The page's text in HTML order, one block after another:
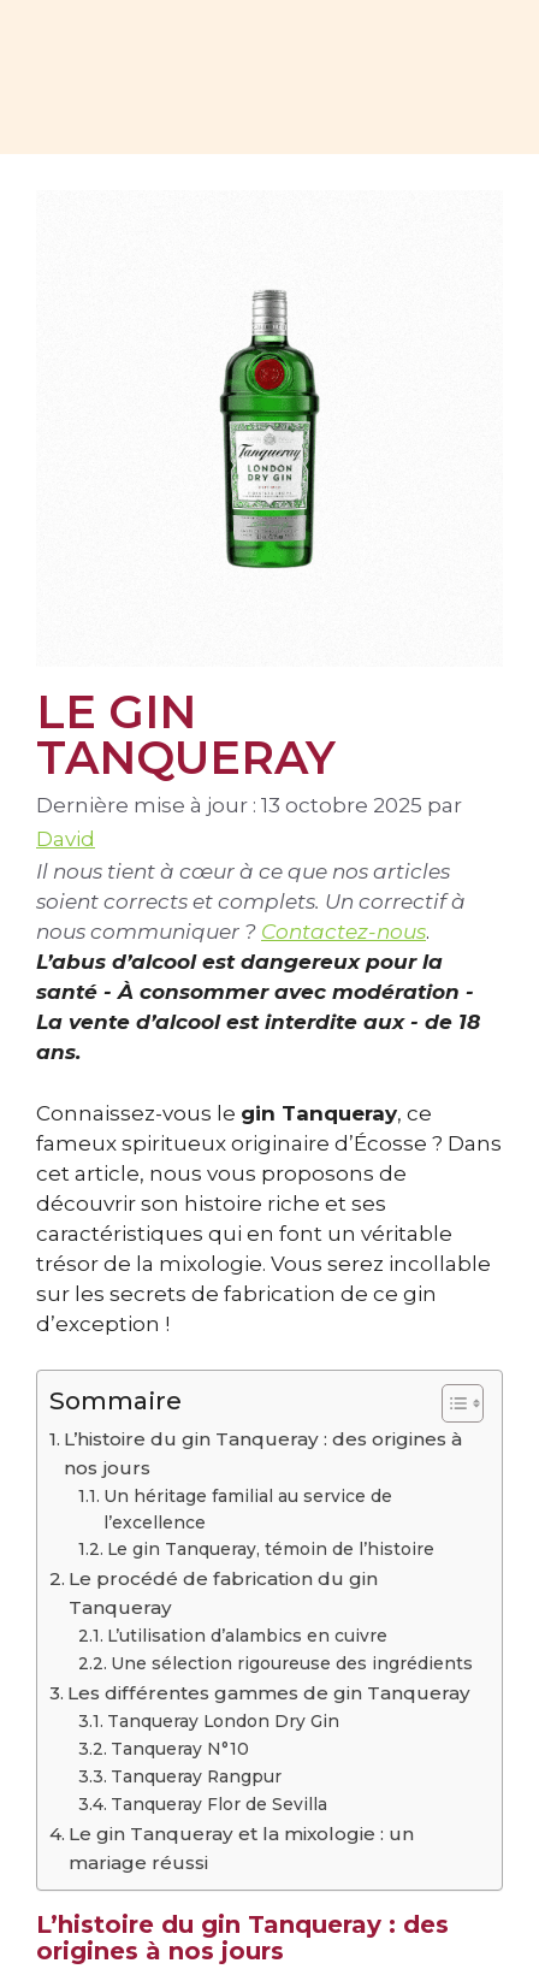
LE GIN
TANQUERAY
Dernière mise à jour : 13 octobre 2025 par
David
Il nous tient à cœur à ce que nos articles
soient corrects et complets. Un correctif à
nous communiquer ? Contactez-nous.
L’abus d’alcool est dangereux pour la
santé - À consommer avec modération -
La vente d’alcool est interdite aux - de 18
ans.
Connaissez-vous le gin Tanqueray, ce
fameux spiritueux originaire d’Écosse ? Dans
cet article, nous vous proposons de
découvrir son histoire riche et ses
caractéristiques qui en font un véritable
trésor de la mixologie. Vous serez incollable
sur les secrets de fabrication de ce gin
d’exception !
Sommaire
L’histoire du gin Tanqueray : des origines à
nos jours
Un héritage familial au service de
l’excellence
Le gin Tanqueray, témoin de l’histoire
Le procédé de fabrication du gin
Tanqueray
L’utilisation d’alambics en cuivre
Une sélection rigoureuse des ingrédients
Les différentes gammes de gin Tanqueray
Tanqueray London Dry Gin
Tanqueray N°10
Tanqueray Rangpur
Tanqueray Flor de Sevilla
Le gin Tanqueray et la mixologie : un
mariage réussi
L’histoire du gin Tanqueray : des
origines à nos jours